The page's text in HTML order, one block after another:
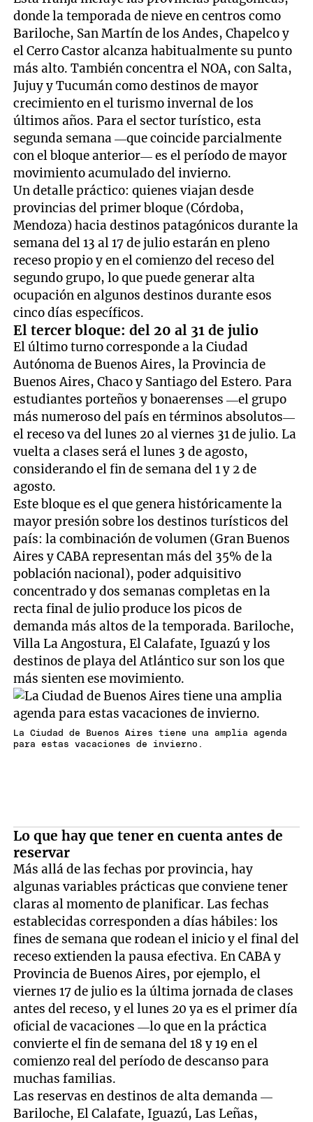
donde la temporada de nieve en centros como
Bariloche, San Martín de los Andes, Chapelco y
el Cerro Castor alcanza habitualmente su punto
más alto. También concentra el NOA, con Salta,
Jujuy y Tucumán como destinos de mayor
crecimiento en el turismo invernal de los
últimos años. Para el sector turístico, esta
segunda semana —que coincide parcialmente
con el bloque anterior— es el período de mayor
movimiento acumulado del invierno.
Un detalle práctico: quienes viajan desde
provincias del primer bloque (Córdoba,
Mendoza) hacia destinos patagónicos durante la
semana del 13 al 17 de julio estarán en pleno
receso propio y en el comienzo del receso del
segundo grupo, lo que puede generar alta
ocupación en algunos destinos durante esos
cinco días específicos.
El tercer bloque: del 20 al 31 de julio
El último turno corresponde a la Ciudad
Autónoma de Buenos Aires, la Provincia de
Buenos Aires, Chaco y Santiago del Estero. Para
estudiantes porteños y bonaerenses —el grupo
más numeroso del país en términos absolutos—
el receso va del lunes 20 al viernes 31 de julio. La
vuelta a clases será el lunes 3 de agosto,
considerando el fin de semana del 1 y 2 de
agosto.
Este bloque es el que genera históricamente la
mayor presión sobre los destinos turísticos del
país: la combinación de volumen (Gran Buenos
Aires y CABA representan más del 35% de la
población nacional), poder adquisitivo
concentrado y dos semanas completas en la
recta final de julio produce los picos de
demanda más altos de la temporada. Bariloche,
Villa La Angostura, El Calafate, Iguazú y los
destinos de playa del Atlántico sur son los que
más sienten ese movimiento.
La Ciudad de Buenos Aires tiene una amplia agenda
para estas vacaciones de invierno.
Lo que hay que tener en cuenta antes de
reservar
Más allá de las fechas por provincia, hay
algunas variables prácticas que conviene tener
claras al momento de planificar. Las fechas
establecidas corresponden a días hábiles: los
fines de semana que rodean el inicio y el final del
receso extienden la pausa efectiva. En CABA y
Provincia de Buenos Aires, por ejemplo, el
viernes 17 de julio es la última jornada de clases
antes del receso, y el lunes 20 ya es el primer día
oficial de vacaciones —lo que en la práctica
convierte el fin de semana del 18 y 19 en el
comienzo real del período de descanso para
muchas familias.
Las reservas en destinos de alta demanda —
Bariloche, El Calafate, Iguazú, Las Leñas,